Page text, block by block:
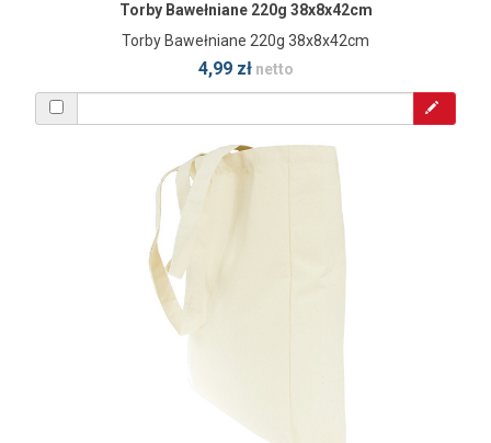
Torby Bawełniane 220g 38x8x42cm
Torby Bawełniane 220g 38x8x42cm
4,99 złnetto